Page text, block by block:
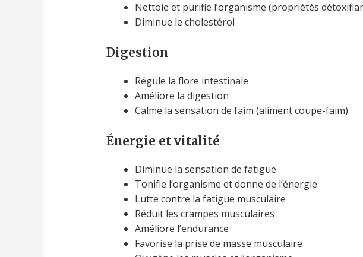
Nettoie et purifie l’organisme (propriétés
Diminue le cholestérol
Digestion
Régule la flore intestinale
Améliore la digestion
Calme la sensation de faim (aliment coupe-faim)
Énergie et vitalité
Diminue la sensation de fatigue
Tonifie l’organisme et donne de l’énergie
Lutte contre la fatigue musculaire
Réduit les crampes musculaires
Améliore l’endurance
Favorise la prise de masse musculaire